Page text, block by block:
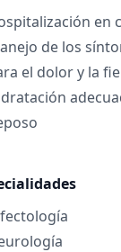
en
de los
el dolor y la